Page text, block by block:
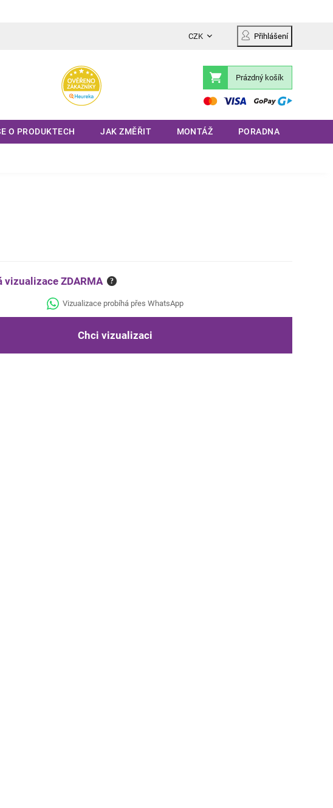
CZK Přihlášení
Nákupní
košík
Prázdný košík
O PRODUKTECH JAK ZMĚŘIT MONTÁŽ PORADNA
vizualizace ZDARMA ?
Vizualizace probíhá přes WhatsApp
Chci vizualizaci